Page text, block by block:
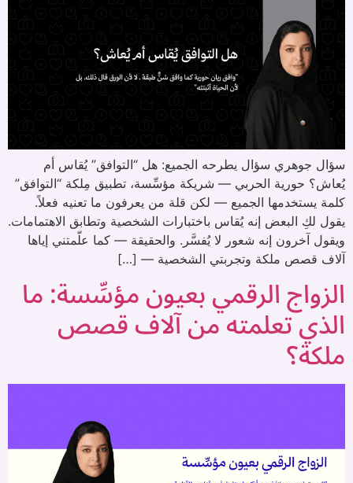
سؤال جوهري سؤال يطرحه الجميع: هل “التوافق” يُقاس أم
يُعاش؟ حورية الحربي — شريكة مؤسِّسة، تطبيق مِلكة “التوافق”
كلمة يستخدمها الجميع — لكن قلة من يعرفون ما تعنيه فعلاً.
يقول لكِ البعض إنه يُقاس باختبارات الشخصية وتطابق الاهتمامات.
ويقول آخرون إنه شعور لا يُفسَّر. والحقيقة — كما علّمتني إياها
آلاف قصص ملكة وتجربتي الشخصية — […]
الزواج الرقمي بعيون مؤسِّسة: ما
الذي تعلمته من آلاف قصص
ملكة؟